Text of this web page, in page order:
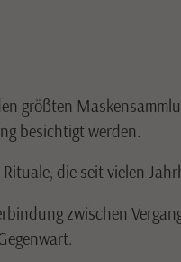
größten
besichtigt werden.
die seit vielen
zwischen